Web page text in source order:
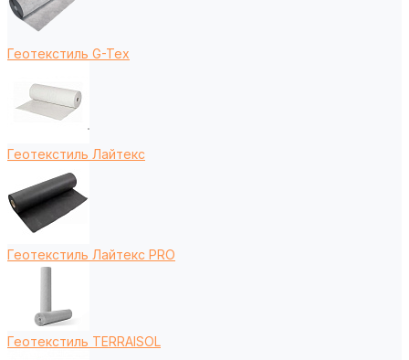
Геотекстиль G-Tex
Геотекстиль Лайтекс
Геотекстиль Лайтекс PRO
Геотекстиль TERRAISOL